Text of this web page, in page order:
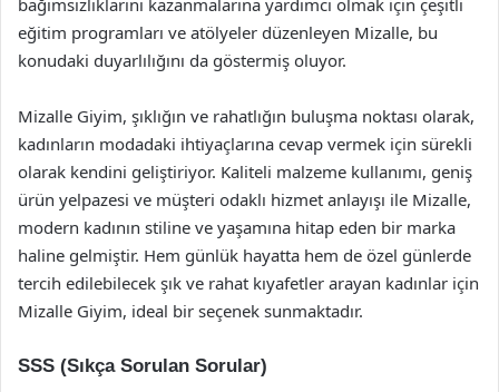
bağımsızlıklarını kazanmalarına yardımcı olmak için çeşitli
eğitim programları ve atölyeler düzenleyen Mizalle, bu
konudaki duyarlılığını da göstermiş oluyor.
Mizalle Giyim, şıklığın ve rahatlığın buluşma noktası olarak,
kadınların modadaki ihtiyaçlarına cevap vermek için sürekli
olarak kendini geliştiriyor. Kaliteli malzeme kullanımı, geniş
ürün yelpazesi ve müşteri odaklı hizmet anlayışı ile Mizalle,
modern kadının stiline ve yaşamına hitap eden bir marka
haline gelmiştir. Hem günlük hayatta hem de özel günlerde
tercih edilebilecek şık ve rahat kıyafetler arayan kadınlar için
Mizalle Giyim, ideal bir seçenek sunmaktadır.
SSS (Sıkça Sorulan Sorular)